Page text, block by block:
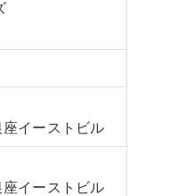
イーストビル
イーストビル